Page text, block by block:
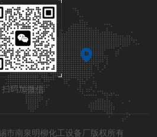
扫码加微信
市南泉明柳化工设备厂版权所有